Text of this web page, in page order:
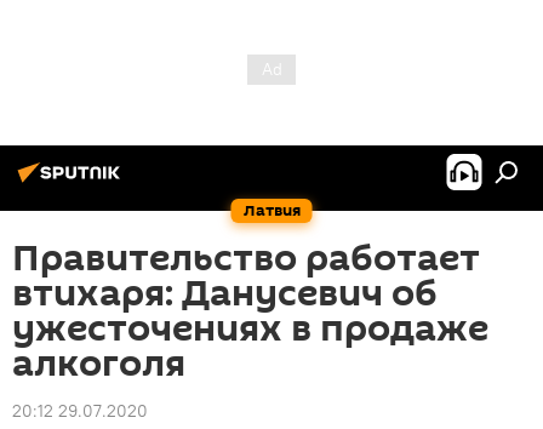
Латвия
Правительство работает
втихаря: Данусевич об
ужесточениях в продаже
алкоголя
20:12 29.07.2020